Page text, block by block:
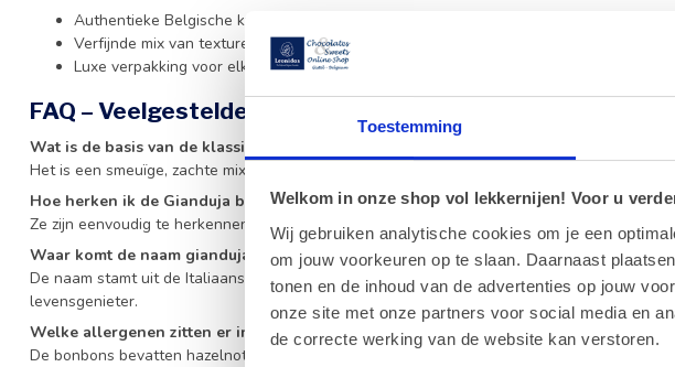
Toestemming
Welkom in onze shop vol lekkernijen! Voor u
Wij gebruiken analytische cookies om je een
om jouw voorkeuren op te slaan. Daarnaast
tonen en de inhoud van de advertenties op jouw
onze site met onze partners voor social media en
de correcte werking van de website kan verstoren.
Authentieke Belgische kwaliteit
Verfijnde mix van texturen en smaken
Luxe verpakking voor elk feestelijk moment
FAQ – Veelgestelde vragen over Leonidas Gouden
Wat is de basis van de klassieke Leonidas Gianduja?
Het is een smeuïge, zachte mix van hoogwaardige melkchocolade en fijn gemalen
Hoe herken ik de Gianduja bonbons in deze doos?
Ze zijn eenvoudig te herkennen aan hun glimmende, goudkleurige wikkel.
Waar komt de naam gianduja vandaan?
De naam stamt uit de Italiaanse commedia dell'arte en verwijst naar het personage
levensgenieter.
Welke allergenen zitten er in deze Leonidas chocolade?
De bonbons bevatten hazelnoten, amandelen, melk, soja, tarwe en gerst.